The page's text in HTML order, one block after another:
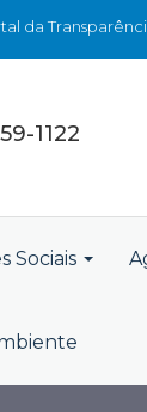
da
1122
Sociais